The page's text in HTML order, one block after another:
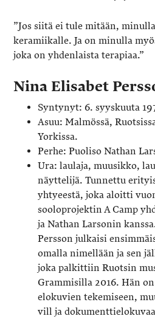
”Jos siitä ei tule mitään,
keramiikalle. Ja on minulla
joka on yhdenlaista terapiaa.”
Nina Elisabet
Syntynyt: 6. syyskuuta
Asuu: Malmössä,
Yorkissa.
Perhe: Puoliso Nathan
Ura: laulaja, muusikko,
näyttelijä. Tunnettu
yhtyeestä, joka aloitti
sooloprojektin A Camp
ja Nathan Larsonin
Persson julkaisi
omalla nimellään ja sen
joka palkittiin Ruotsin
Grammisilla 2016. Hän
elokuvien tekemiseen,
vill ja